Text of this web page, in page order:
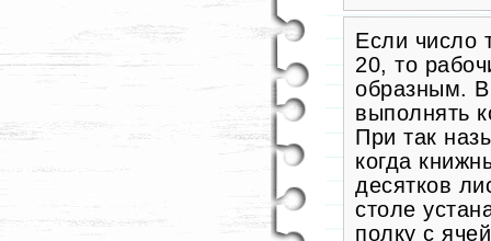
Если число
20, то
образным.
выполнять
При так
когда
десятков
столе
полку с